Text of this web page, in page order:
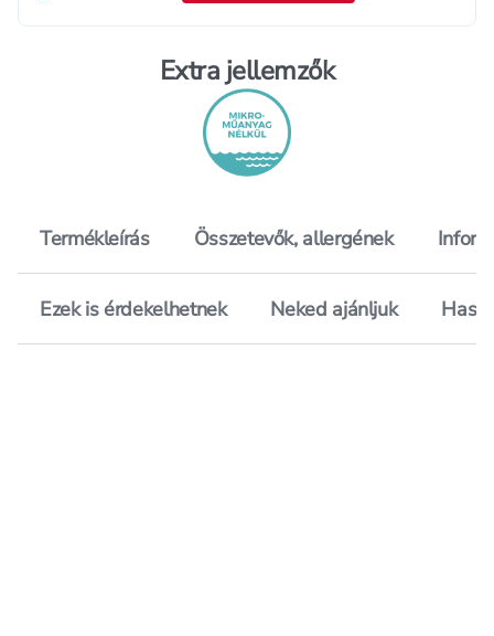
Extra jellemzők
Termékleírás Összetevők, allergének
Ezek is érdekelhetnek Neked ajánljuk